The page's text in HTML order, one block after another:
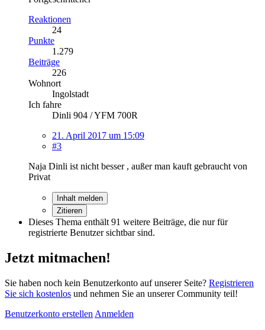
Reaktionen
24
Punkte
1.279
Beiträge
226
Wohnort
Ingolstadt
Ich fahre
Dinli 904 / YFM 700R
21. April 2017 um 15:09
#3
Naja Dinli ist nicht besser , außer man kauft gebraucht von
Privat
Inhalt melden
Zitieren
Dieses Thema enthält 91 weitere Beiträge, die nur für
registrierte Benutzer sichtbar sind.
Jetzt mitmachen!
Sie haben noch kein Benutzerkonto auf unserer Seite? Registrieren
Sie sich kostenlos und nehmen Sie an unserer Community teil!
Benutzerkonto erstellen Anmelden